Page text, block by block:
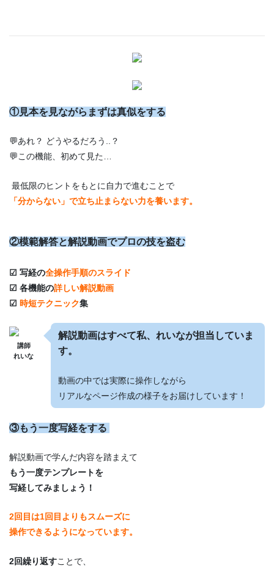
①見本を見ながらまずは真似をする
💬あれ？ どうやるだろう..？
💬この機能、初めて見た…
最低限のヒントをもとに自力で進むことで
「分からない」で立ち止まらない力を養います。
②模範解答と解説動画でプロの技を盗む
☑ 写経の全操作手順のスライド
☑ 各機能の詳しい解説動画
☑ 時短テクニック集
講師
れいな
解説動画はすべて私、れいなが担当していま
す。
動画の中では実際に操作しながら
リアルなページ作成の様子をお届けしています！
③もう一度写経をする
解説動画で学んだ内容を踏まえて
もう一度テンプレートを
写経してみましょう！
2回目は1回目よりもスムーズに
操作できるようになっています。
2回繰り返すことで、